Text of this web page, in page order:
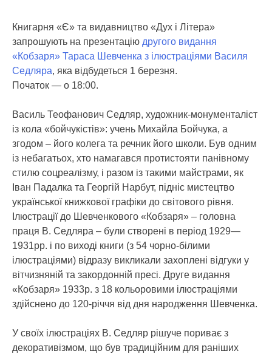
Книгарня «Є» та видавництво «Дух і Літера»
запрошують на презентацію другого видання
«Кобзаря» Тараса Шевченка з ілюстраціями Василя
Седляра, яка відбудеться 1 березня.
Початок — о 18:00.
Василь Теофанович Седляр, художник-монументаліст
із кола «бойчукістів»: учень Михайла Бойчука, а
згодом – його колега та речник його школи. Був одним
із небагатьох, хто намагався протистояти панівному
стилю соцреалізму, і разом із такими майстрами, як
Іван Падалка та Георгій Нарбут, підніс мистецтво
української книжкової графіки до світового рівня.
Ілюстрації до Шевченкового «Кобзаря» – головна
праця В. Седляра – були створені в період 1929—
1931рр. і по виході книги (з 54 чорно-білими
ілюстраціями) відразу викликали захоплені відгуки у
вітчизняній та закордонній пресі. Друге видання
«Кобзаря» 1933р. з 18 кольоровими ілюстраціями
здійснено до 120-річчя від дня народження Шевченка.
У своїх ілюстраціях В. Седляр рішуче пориває з
декоративізмом, що був традиційним для раніших